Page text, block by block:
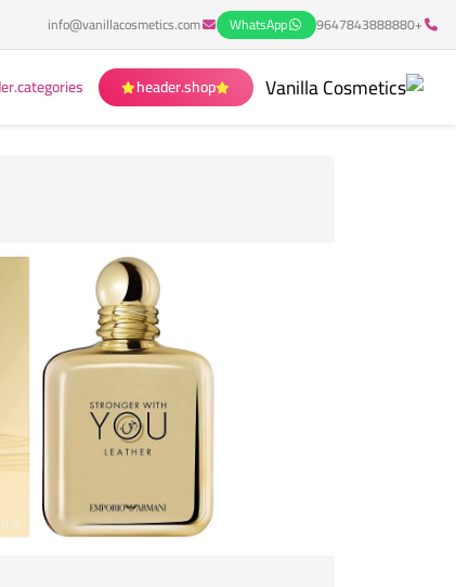
+9647843888880
WhatsApp
info@vanillacosmetics.com
header.shop